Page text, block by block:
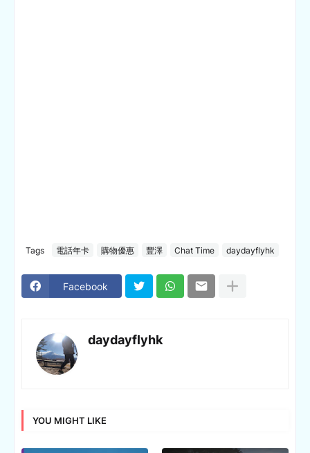
Tags 電話年卡 購物優惠 豐澤 Chat Time daydayflyhk
Facebook
daydayflyhk
YOU MIGHT LIKE